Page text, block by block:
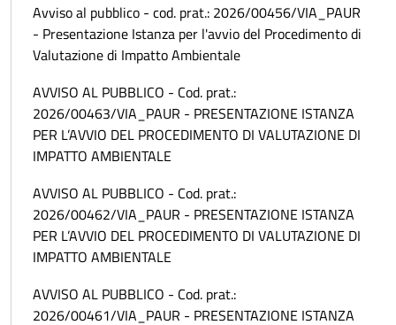
Avviso al pubblico - cod. prat.: 2026/00456/VIA_PAUR
- Presentazione Istanza per l'avvio del Procedimento di
Valutazione di Impatto Ambientale
AVVISO AL PUBBLICO - Cod. prat.:
2026/00463/VIA_PAUR - PRESENTAZIONE ISTANZA
PER L’AVVIO DEL PROCEDIMENTO DI VALUTAZIONE DI
IMPATTO AMBIENTALE
AVVISO AL PUBBLICO - Cod. prat.:
2026/00462/VIA_PAUR - PRESENTAZIONE ISTANZA
PER L’AVVIO DEL PROCEDIMENTO DI VALUTAZIONE DI
IMPATTO AMBIENTALE
AVVISO AL PUBBLICO - Cod. prat.:
2026/00461/VIA_PAUR - PRESENTAZIONE ISTANZA